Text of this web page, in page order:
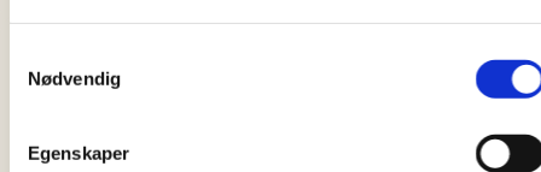
Nødvendig
Egenskaper